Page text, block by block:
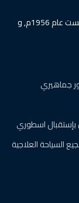
هي أول جريدة مسائية في جمهورية مصر العربية تأسست عام 1956م, و
بإستقبال اسطوري
السياحة العلاجية